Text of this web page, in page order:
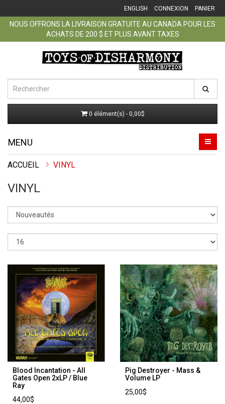
ENGLISH CONNEXION PANIER
NOUS OFFRONS LA LIVRAISON GRATUITE AU CANADA POUR LES
ACHATS DE 200 $ ET PLUS AVANT TAXES
0 élément(s) - 0,00$
MENU
ACCUEIL VINYL
VINYL
Blood Incantation - All
Gates Open 2xLP / Blue
Ray
44,00$
Pig Destroyer - Mass &
Volume LP
25,00$